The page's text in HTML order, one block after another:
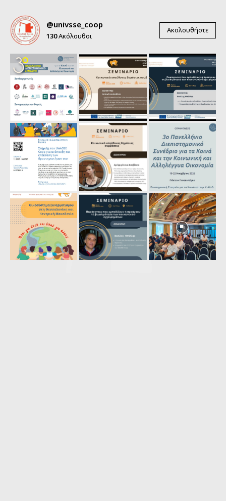
@univsse_coop
130Ακόλουθοι
Ακολουθήστε